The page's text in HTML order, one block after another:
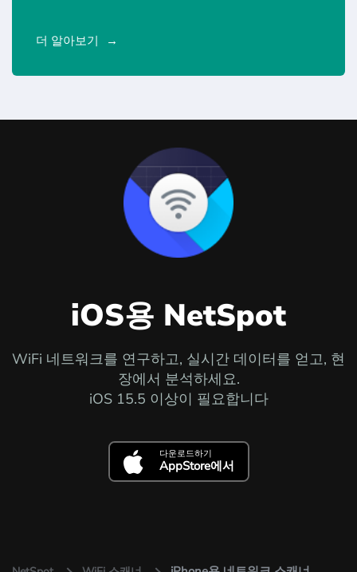
더 알아보기
iOS용 NetSpot
WiFi 네트워크를 연구하고, 실시간 데이터를 얻고, 현
장에서 분석하세요.
iOS 15.5 이상이 필요합니다
다운로드하기
AppStore에서